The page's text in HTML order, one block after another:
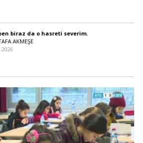
biraz da o hasreti severim.
AKMEŞE